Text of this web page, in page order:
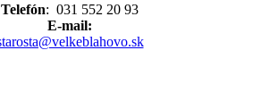
Telefón: 031 552 20 93
E-mail: